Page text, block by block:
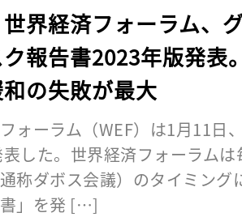
世界経済フォーラム、
報告書2023年版発表
の失敗が最大
ォーラム（WEF）は1月11日
した。世界経済フォーラム
称ダボス会議）のタイミン
」を発 […]